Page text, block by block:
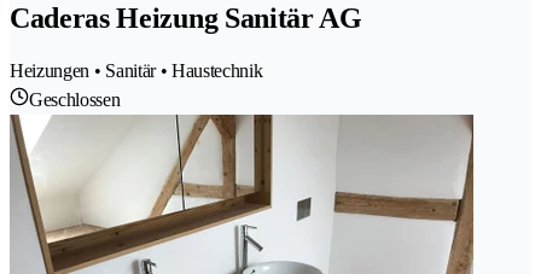
Caderas Heizung Sanitär AG
Heizungen • Sanitär • Haustechnik
Geschlossen